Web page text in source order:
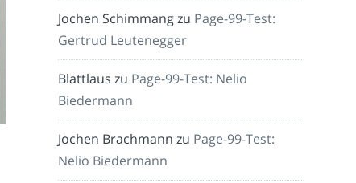
Jochen Schimmangzu Page-99-Test:
Gertrud Leutenegger
Blattlaus zu Page-99-Test: Nelio
Biedermann
Jochen Brachmann zu Page-99-Test:
Nelio Biedermann